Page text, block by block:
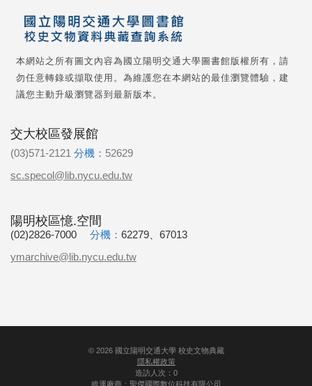
本網站之所有圖文內容為國立陽明交通大學圖書館版權所有，請
勿任意轉錄或擷取使用。為維護您在本網站的最佳瀏覽體驗，建
議您主動升級瀏覽器到最新版本。
交大校區發展館
(03)571-2121 分機： 52629
sc.specol@lib.nycu.edu.tw
陽明校區憶.空間
(02)2826-7000 分機： 62279、67013
ymarchive@lib.nycu.edu.tw
© 2026國立陽明交通大學 校史文物典藏
隱私權政策
造訪人次：0
維運廠商： 聖傑國際數位科技有限公司